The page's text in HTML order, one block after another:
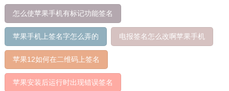
怎么使苹果手机有标记功能签名
苹果手机上签名字怎么弄的 电报签名怎么改啊苹果手机
苹果12如何在二维码上签名
苹果安装后运行时出现错误签名